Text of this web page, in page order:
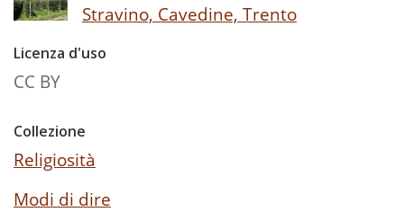
Stravino, Cavedine, Trento
Licenza d'uso
CC BY
Collezione
Religiosità
Modi di dire